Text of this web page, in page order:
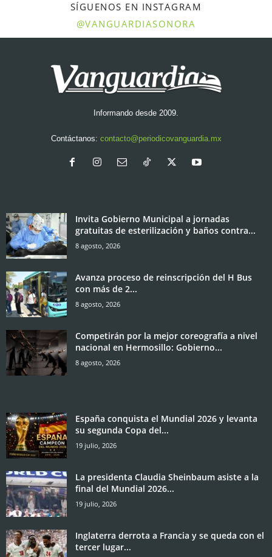
SÍGUENOS EN INSTAGRAM
@VANGUARDIASONORA
Informando desde 2009.
Contáctanos: contacto@periodicovanguardia.mx
Invita Gobierno Municipal a jornadas
gratuitas de esterilización y baños contra...
8 agosto, 2026
Avanza proceso de reinscripción del H Bus
con más de 2...
8 agosto, 2026
Competirán por la mejor coreografía a nivel
nacional en Hermosillo: Gobierno...
8 agosto, 2026
España conquista el Mundial 2026 y levanta
su segunda Copa del...
19 julio, 2026
La presidenta Claudia Sheinbaum asiste a la
final del Mundial 2026...
19 julio, 2026
Inglaterra derrota a Francia y se queda con el
tercer lugar...